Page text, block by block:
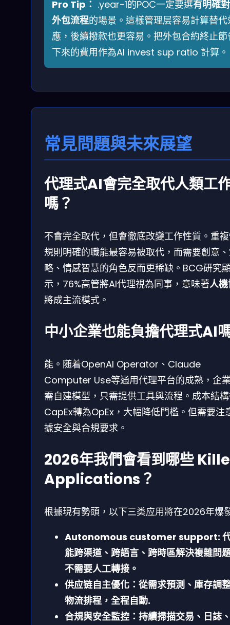
Pro Tip： .year-1的POC一定要選有明確
外包流程的場景。這樣管理层容易計算替代
應，後續撥款也更容易。把外包合約終止節
下來的費用作為AI invest sup ratio 計算。
常見問題與未來展望
代理式AI會完全取代人類工
嗎？
不會完全取代，但會徹底改變工作性質。重
規則明確的職能最容易被取代，而需要創意
略、情感智慧的角色反而更稀缺。BCG研究
示，76%高管將AI代理視為同事，意味著人
將成主流模式。
中小企業也能負擔代理式AI
能。随着OpenAI Operator、Claude
Computer Use等通用代理平台的成熟，企
需自建模型，只需提供工具與流程。成本結
CapEx轉為OpEx，大幅降低門檻。但需要注
據安全與合規要求。
2026年我們會看到哪些
Applications？
根據現有勢頭，以下三类应用將在2026年爆
Autonomous customer support:
能跨渠道、跨語言、跨時區解決複雜問
不需要人工轉接。
供应链自主優化 ：從需求預測、庫存調
物流排程，全程自動.
合規與安全監控 ：持續掃描交易、日誌